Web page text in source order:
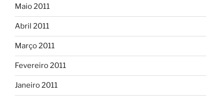
Maio 2011
Abril 2011
Março 2011
Fevereiro 2011
Janeiro 2011